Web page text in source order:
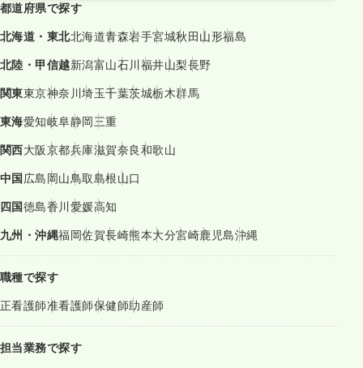
都道府県で探す
北海道・東北北海道青森岩手宮城秋田山形福島
北陸・甲信越新潟富山石川福井山梨長野
関東東京神奈川埼玉千葉茨城栃木群馬
東海愛知岐阜静岡三重
関西大阪京都兵庫滋賀奈良和歌山
中国広島岡山鳥取島根山口
四国徳島香川愛媛高知
九州・沖縄福岡佐賀長崎熊本大分宮崎鹿児島沖縄
職種で探す
正看護師准看護師保健師助産師
担当業務で探す